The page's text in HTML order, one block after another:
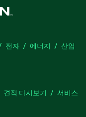
전자 에너지
산업
견적 다시보기
서비스